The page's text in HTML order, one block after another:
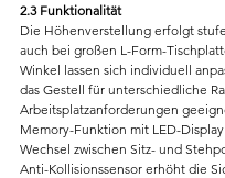
2.3 Funktionalität
Die Höhenverstellung erfolgt
auch bei großen L-Form-
Winkel lassen sich individuell
das Gestell für unterschiedliche
Arbeitsplatzanforderungen
Memory-Funktion mit LED-
Wechsel zwischen Sitz- und
Anti-Kollisionssensor erhöht die